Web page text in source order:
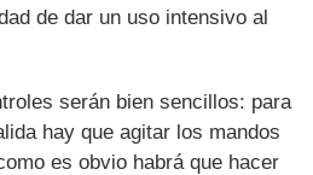
de dar un uso intensivo al
serán bien sencillos: para
hay que agitar los mandos
es obvio habrá que hacer